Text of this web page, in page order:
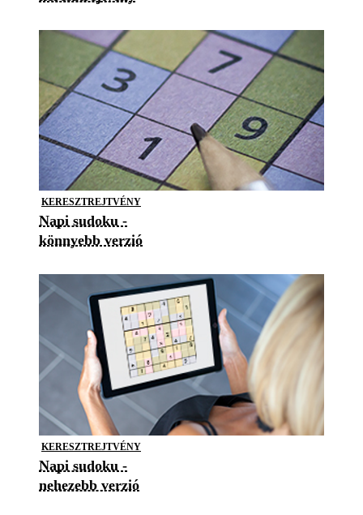
KERESZTREJTVÉNY
Napi sudoku -
könnyebb verzió
KERESZTREJTVÉNY
Napi sudoku -
nehezebb verzió